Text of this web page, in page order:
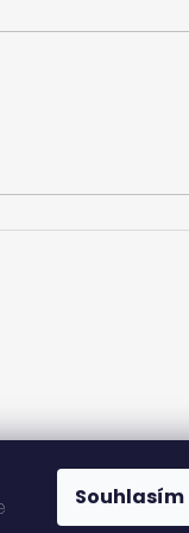
Souhlasím